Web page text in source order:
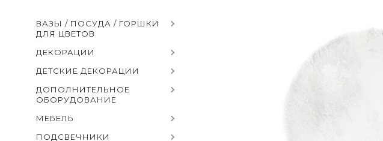
ВАЗЫ / ПОСУДА / ГОРШКИ
ДЛЯ ЦВЕТОВ
ДЕКОРАЦИИ
ДЕТСКИЕ ДЕКОРАЦИИ
ДОПОЛНИТЕЛЬНОЕ
ОБОРУДОВАНИЕ
МЕБЕЛЬ
ПОДСВЕЧНИКИ